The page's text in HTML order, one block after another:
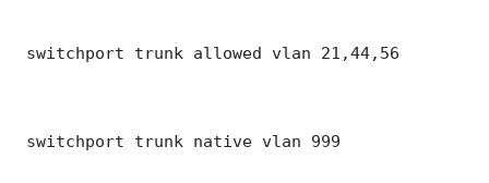
switchport trunk allowed vlan 21,44,56
switchport trunk native vlan 999